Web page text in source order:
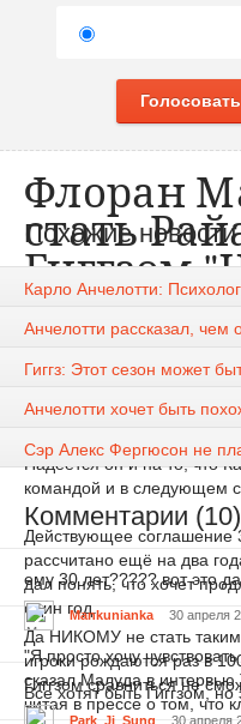
Голосовать
Флоран
стать
Гиггзом
хотел бы ещё долгое
хотя никаких сигналов со
Надеется он и на то, что
командой и в следующем
Действующее соглашение
рассчитано ещё на два
дал понять, что хочет
один год.
"Я просто хочу
сказал Малуда в
читая в прессе о том, что
Похожие новости
Карло Анчелотти:
Анчелотти рассказал, чем
Гиггз: Этот сезон может
Анчелотти хочет быть
Сэр Алекс Фергюсон не
Комментарии (10)
ему 30 лет????? вот это
Mankunianka 30 апреля
Да НИКОМУ не стать таким
игроки рождаются раз в
Гиггзом сравниться не
Park_Ji_Sung 30 апреля
Все хотят быть Гиггзом,